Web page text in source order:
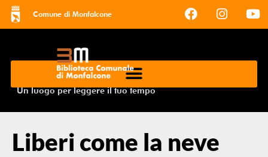
Comune di Monfalcone
Un luogo per leggere il tuo tempo
Liberi come la neve